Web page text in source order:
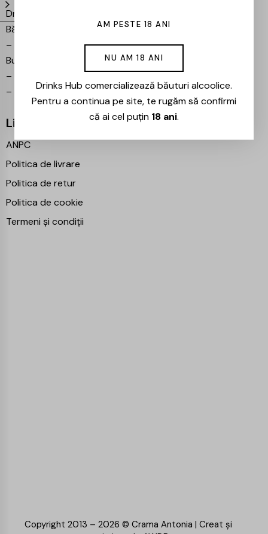
Drinks Hub – Magazin de
Băuturi
–
Bulevardul Iuliu Maniu 7,
București 061102
–
info@drinkshub.ro
–
0725 860 799
Linkuri Utile
ANPC
Politica de livrare
Politica de retur
Politica de cookie
Termeni și condiții
Copyright 2013 – 2026 © Crama Antonia | Creat și
AM PESTE 18 ANI
NU AM 18 ANI
Drinks Hub comercializează băuturi alcoolice.
Pentru a continua pe site, te rugăm să confirmi
că ai cel puțin 18 ani.